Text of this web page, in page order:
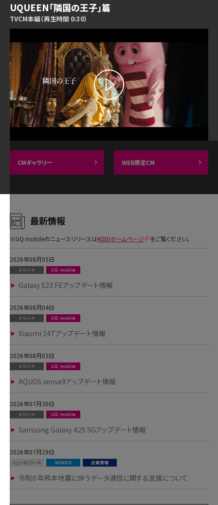
UQUEEN「隣国の王子」篇
TVCM本編（再生時間 0:30）
CMギャラリー WEB限定CM
最新情報
※UQ mobileのニュースリリースはKDDIホームページ をご覧ください。
2026年08月05日
Galaxy S23 FEアップデート情報
2026年08月04日
Xiaomi 14Tアップデート情報
2026年08月03日
AQUOS sense9アップデート情報
2026年07月30日
Samsung Galaxy A25 5Gアップデート情報
2026年07月29日
令和８年熊本地震に伴うデータ通信に関する支援について